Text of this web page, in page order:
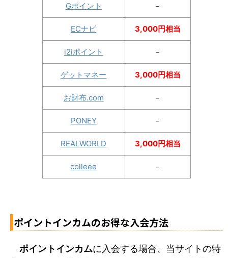
Gポイント －
ECナビ 3,000円相当
i2iポイント －
ゲットマネー 3,000円相当
お財布.com －
PONEY －
REALWORLD 3,000円相当
colleee －
ポイントインカムのお得な入会方法
ポイントインカムに入会する場合、当サイトの特